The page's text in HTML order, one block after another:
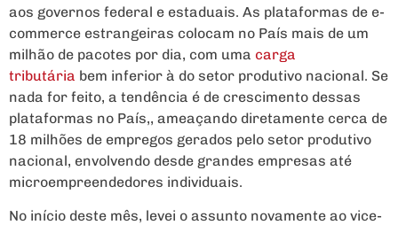
aos governos federal e estaduais. As plataformas de e-
commerce estrangeiras colocam no País mais de um
milhão de pacotes por dia, com uma carga
tributária bem inferior à do setor produtivo nacional. Se
nada for feito, a tendência é de crescimento dessas
plataformas no País,, ameaçando diretamente cerca de
18 milhões de empregos gerados pelo setor produtivo
nacional, envolvendo desde grandes empresas até
microempreendedores individuais.
No início deste mês, levei o assunto novamente ao vice-